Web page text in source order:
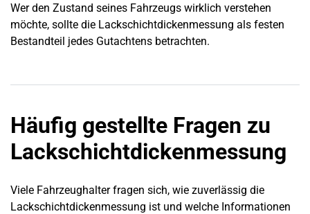
Wer den Zustand seines Fahrzeugs wirklich verstehen
möchte, sollte die Lackschichtdickenmessung als festen
Bestandteil jedes Gutachtens betrachten.
Häufig gestellte Fragen zu
Lackschichtdickenmessung
Viele Fahrzeughalter fragen sich, wie zuverlässig die
Lackschichtdickenmessung ist und welche Informationen